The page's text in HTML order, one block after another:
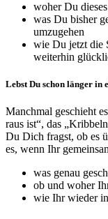
woher Du
was Du bisher
umzugehen
wie Du jetzt die
weiterhin
Lebst Du schon länger in
Manchmal geschieht
raus ist“, das
Du Dich fragst, ob es
es, wenn Ihr
was genau
ob und woher
wie Ihr wieder